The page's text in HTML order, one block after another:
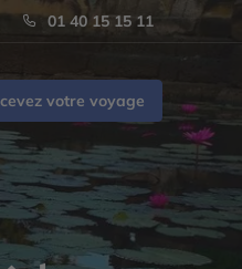
01 40 15 15 11
votre voyage